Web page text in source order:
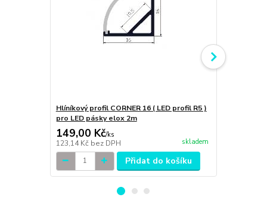
Hlíníkový profil CORNER 16 ( LED profil R5 )
pro LED pásky elox 2m
149,00 Kč/ks
123,14 Kč bez DPH skladem
Přidat do košíku